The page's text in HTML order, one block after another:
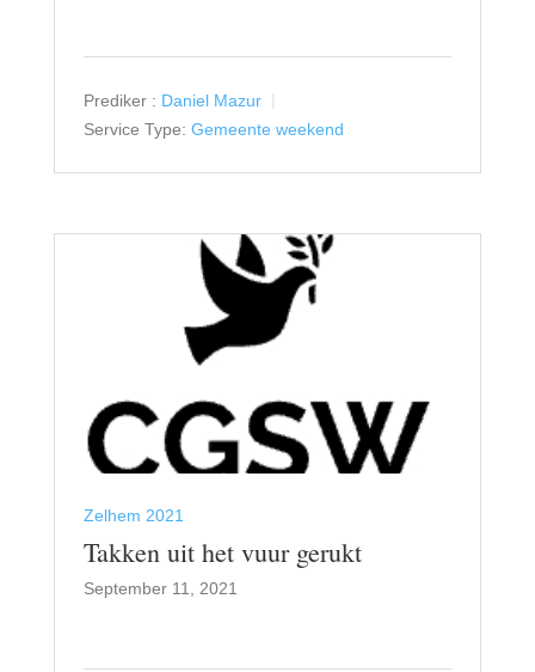
Prediker : Daniel Mazur
Service Type: Gemeente weekend
Zelhem 2021
Takken uit het vuur gerukt
September 11, 2021